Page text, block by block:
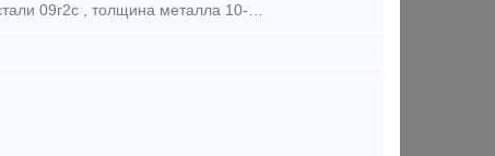
Реализуем жд цистерны 63м3 73м3 83м3 86м3, различных типов, Марка стали 09г2с , толщина металла 10-15 мм. Организуем доставку, наличный и безналичный расчет. Тип предложения: предл